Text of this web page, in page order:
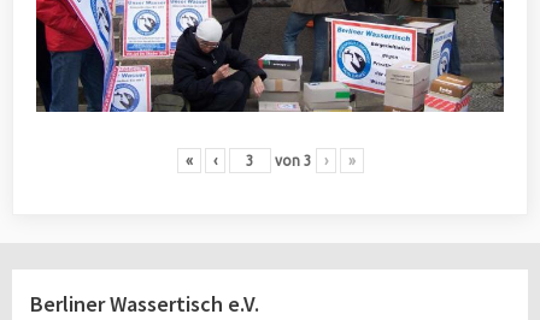
« ‹ von 3 › »
Berliner Wassertisch e.V.